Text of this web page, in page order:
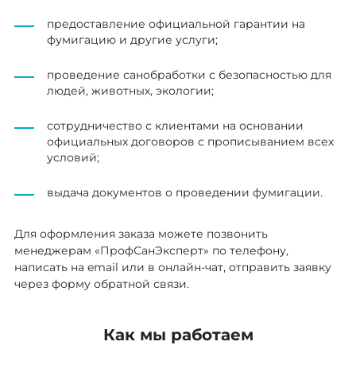
предоставление официальной гарантии на
фумигацию и другие услуги;
проведение санобработки с безопасностью для
людей, животных, экологии;
сотрудничество с клиентами на основании
официальных договоров с прописыванием всех
условий;
выдача документов о проведении фумигации.
Для оформления заказа можете позвонить
менеджерам «ПрофСанЭксперт» по телефону,
написать на email или в онлайн-чат, отправить заявку
через форму обратной связи.
Как мы работаем